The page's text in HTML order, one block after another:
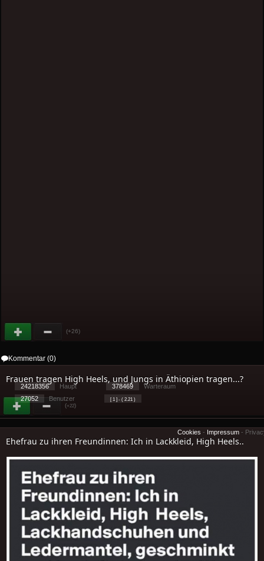
(+26)
Kommentar (0)
Frauen tragen High Heels, und Jungs in Äthiopien tragen...?
(+22)
Ehefrau zu ihren Freundinnen: Ich in Lackkleid, High Heels..
24218356 Haupt 378469
Warteraum
27052
Benutzer [ 1 ] - ( 2.21 )
Cookies - Impressum -